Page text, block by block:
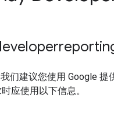
们建议您使用 Google 提
应使用以下信息。